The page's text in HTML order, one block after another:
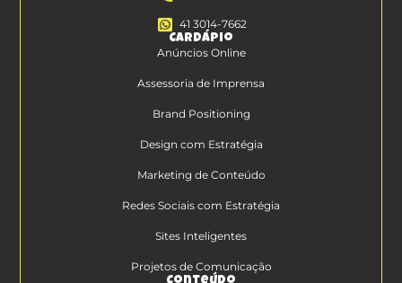
41 3014-7662
Cardápio
Anúncios Online
Assessoria de Imprensa
Brand Positioning
Design com Estratégia
Marketing de Conteúdo
Redes Sociais com Estratégia
Sites Inteligentes
Projetos de Comunicação